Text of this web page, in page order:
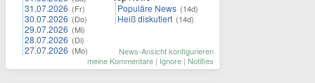
31.07.2026 (Fr)
30.07.2026 (Do)
29.07.2026 (Mi)
28.07.2026 (Di)
27.07.2026 (Mo)
Populäre News (14d)
Heiß diskutiert (14d)
News-Ansicht konfigurieren
meine Kommentare | Ignore | Notifies